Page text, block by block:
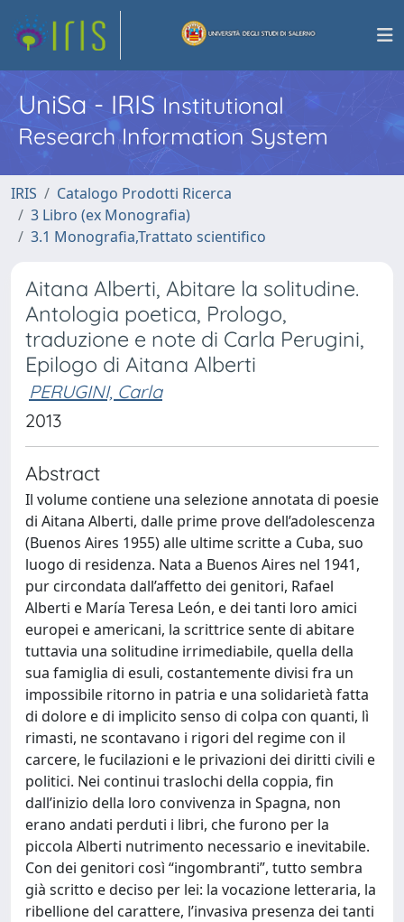
UniSa - IRISInstitutional
Research Information System
IRIS
Catalogo Prodotti Ricerca
3 Libro (ex Monografia)
3.1 Monografia,Trattato scientifico
Aitana Alberti, Abitare la solitudine.
Antologia poetica, Prologo,
traduzione e note di Carla Perugini,
Epilogo di Aitana Alberti
PERUGINI, Carla
2013
Abstract
Il volume contiene una selezione annotata di poesie
di Aitana Alberti, dalle prime prove dell’adolescenza
(Buenos Aires 1955) alle ultime scritte a Cuba, suo
luogo di residenza. Nata a Buenos Aires nel 1941,
pur circondata dall’affetto dei genitori, Rafael
Alberti e María Teresa León, e dei tanti loro amici
europei e americani, la scrittrice sente di abitare
tuttavia una solitudine irrimediabile, quella della
sua famiglia di esuli, costantemente divisi fra un
impossibile ritorno in patria e una solidarietà fatta
di dolore e di implicito senso di colpa con quanti, lì
rimasti, ne scontavano i rigori del regime con il
carcere, le fucilazioni e le privazioni dei diritti civili e
politici. Nei continui traslochi della coppia, fin
dall’inizio della loro convivenza in Spagna, non
erano andati perduti i libri, che furono per la
piccola Alberti nutrimento necessario e inevitabile.
Con dei genitori così “ingombranti”, tutto sembra
già scritto e deciso per lei: la vocazione letteraria, la
ribellione del carattere, l’invasiva presenza dei tanti